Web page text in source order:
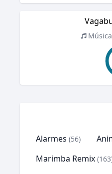
Música
Alarmes (56)
Marimba Remix